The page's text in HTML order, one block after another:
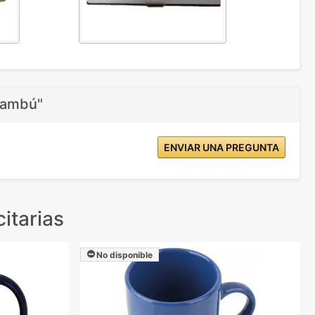
ENVIAR UNA PREGUNTA
No disponible